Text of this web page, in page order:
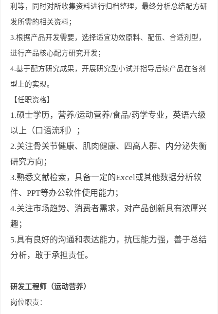
利等，同时对所收集资料进行归档整理，最终分析总结配方研
发所需的相关资料；
3.根据产品开发需要，选择适宜功效原料、配伍、合适剂型，
进行产品核心配方研究开发；
4.基于配方研究成果，开展研究型小试并指导后续产品在各剂
型上的实现。
【任职资格】
1.硕士学历，营养/运动营养/食品/药学专业，英语六级
以上（口语流利）；
2.关注骨关节健康、肌肉健康、四高人群、内分泌失衡
研究方向；
3.熟悉文献检索，具备一定的Excel或其他数据分析软
件、PPT等办公软件使用能力；
4.关注市场趋势、消费者需求，对产品创新具有浓厚兴
趣；
5.具有良好的沟通和表达能力，抗压能力强，善于总结
分析，敢于承担责任。
研发工程师（运动营养）
岗位职责：